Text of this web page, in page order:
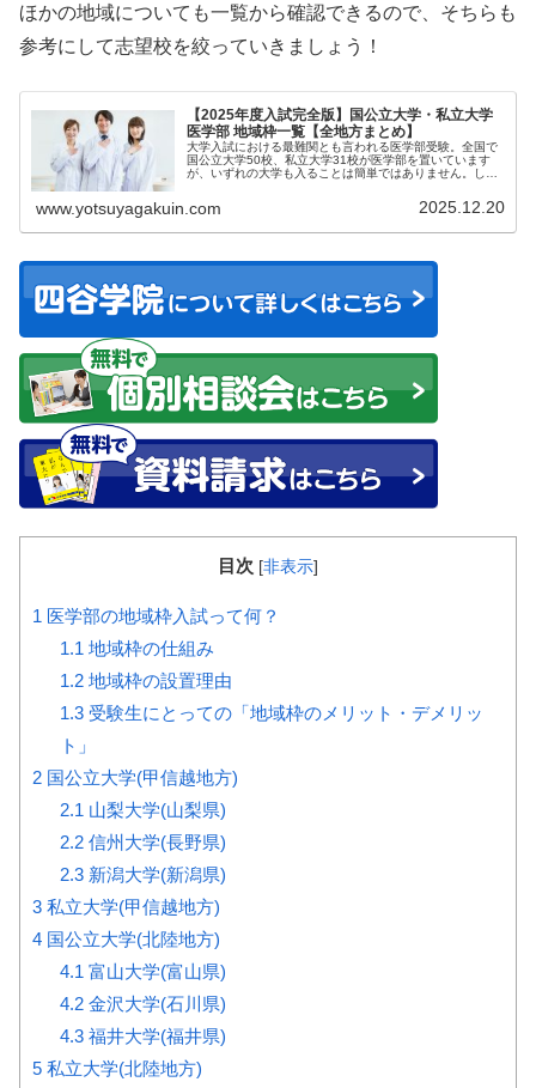
ほかの地域についても一覧から確認できるので、そちらも
参考にして志望校を絞っていきましょう！
【2025年度入試完全版】国公立大学・私立大学
医学部 地域枠一覧【全地方まとめ】
大学入試における最難関とも言われる医学部受験。全国で
国公立大学50校、私立大学31校が医学部を置いています
が、いずれの大学も入ることは簡単ではありません。しか
www.yotsuyagakuin.com 2025.12.20
目次 [非表示]
1 医学部の地域枠入試って何？
1.1 地域枠の仕組み
1.2地域枠の設置理由
1.3受験生にとっての「地域枠のメリット・デメリッ
ト」
2 国公立大学(甲信越地方)
2.1 山梨大学(山梨県)
2.2信州大学(長野県)
2.3新潟大学(新潟県)
3 私立大学(甲信越地方)
4 国公立大学(北陸地方)
4.1 富山大学(富山県)
4.2金沢大学(石川県)
4.3福井大学(福井県)
5 私立大学(北陸地方)